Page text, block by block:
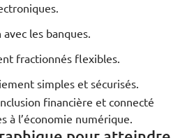
les banques.
fractionnés flexibles.
simples et sécurisés.
financière et connecté
à l’économie numérique.